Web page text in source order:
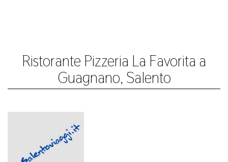
Ristorante Pizzeria La Favorita a
Guagnano, Salento